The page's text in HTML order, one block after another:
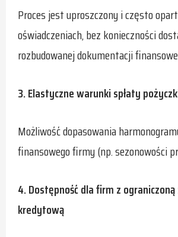
Proces jest uproszczony i często
oświadczeniach, bez konieczności
rozbudowanej dokumentacji
3. Elastyczne warunki spłaty
Możliwość dopasowania
finansowego firmy (np. sezonowości
4. Dostępność dla firm z
kredytową